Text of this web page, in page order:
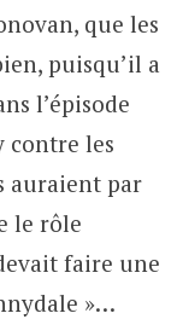
que les
puisqu’il a
l’épisode
contre les
auraient par
le rôle
faire une
»…